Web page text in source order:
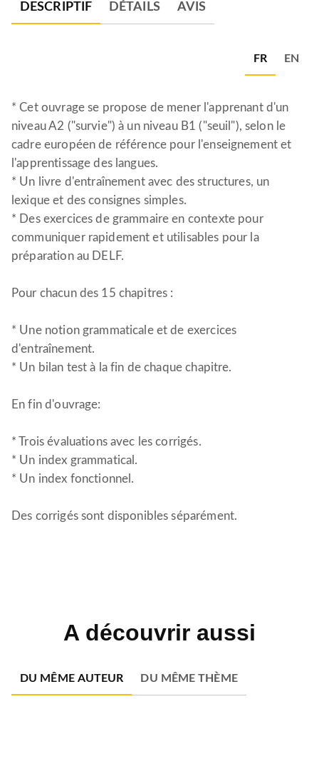
DESCRIPTIF DÉTAILS AVIS
FR EN
* Cet ouvrage se propose de mener l'apprenant d'un
niveau A2 ("survie") à un niveau B1 ("seuil"), selon le
cadre européen de référence pour l'enseignement et
l'apprentissage des langues.
* Un livre d'entraînement avec des structures, un
lexique et des consignes simples.
* Des exercices de grammaire en contexte pour
communiquer rapidement et utilisables pour la
préparation au DELF.
Pour chacun des 15 chapitres :
* Une notion grammaticale et de exercices
d'entraînement.
* Un bilan test à la fin de chaque chapitre.
En fin d'ouvrage:
* Trois évaluations avec les corrigés.
* Un index grammatical.
* Un index fonctionnel.
Des corrigés sont disponibles séparément.
A découvrir aussi
DU MÊME AUTEUR DU MÊME THÈME